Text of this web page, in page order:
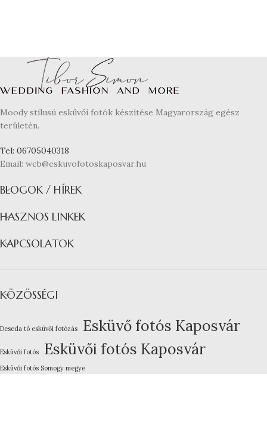
Moody stílusú esküvői fotók készítése Magyarország egész
területén.
Tel: 06705040318
Email: web@eskuvofotoskaposvar.hu
BLOGOK / HÍREK
HASZNOS LINKEK
KAPCSOLATOK
KÖZÖSSÉGI
Deseda tó esküvői fotózás Esküvő fotós Kaposvár
Esküvői fotós Esküvői fotós Kaposvár
Esküvői fotós Somogy megye